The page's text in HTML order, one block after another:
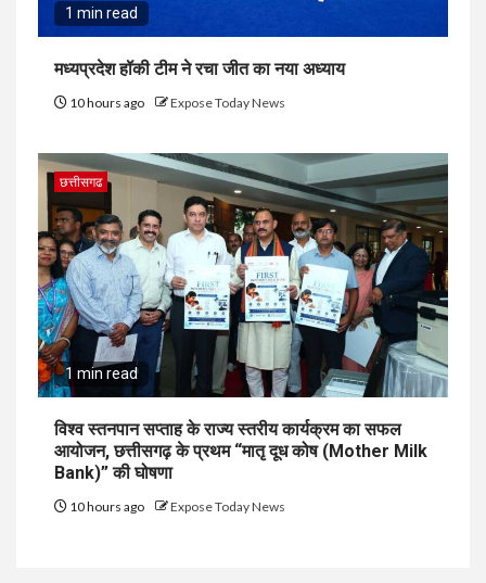
1 min read
मध्यप्रदेश हॉकी टीम ने रचा जीत का नया अध्याय
10 hours ago Expose Today News
छत्तीसगढ
1 min read
विश्व स्तनपान सप्ताह के राज्य स्तरीय कार्यक्रम का सफल
आयोजन, छत्तीसगढ़ के प्रथम “मातृ दूध कोष (Mother Milk
Bank)” की घोषणा
10 hours ago Expose Today News